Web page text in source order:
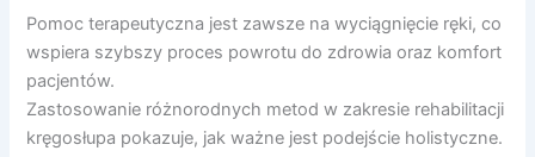
Pomoc terapeutyczna jest zawsze na wyciągnięcie ręki, co
wspiera szybszy proces powrotu do zdrowia oraz komfort
pacjentów.
Zastosowanie różnorodnych metod w zakresie rehabilitacji
kręgosłupa pokazuje, jak ważne jest podejście holistyczne.